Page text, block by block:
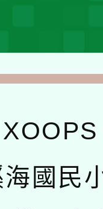
XOOPS
國民